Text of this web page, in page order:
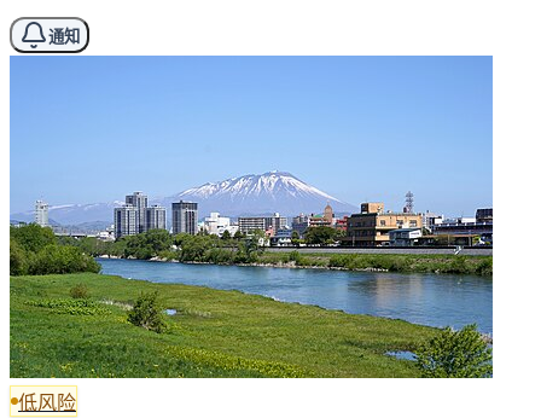
通知
低风险